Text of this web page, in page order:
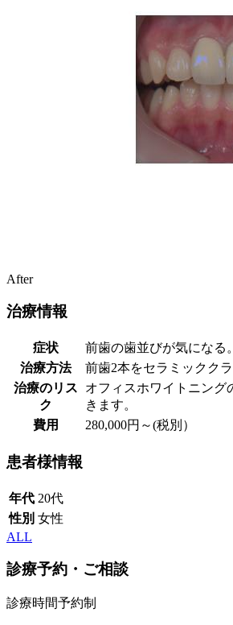
After
治療情報
症状
前歯の歯並びが気になる
治療方法
前歯2本をセラミックク
治療のリス
ク
オフィスホワイトニング
きます。
費用
280,000円～(税別）
患者様情報
年代 20代
性別 女性
ALL
診療予約・ご相談
診療時間予約制